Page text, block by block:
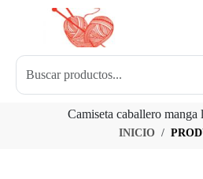
Camiseta caballero
INICIO